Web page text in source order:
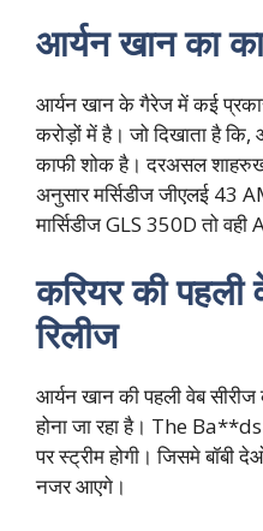
आर्यन खान का
आर्यन खान के गैरेज में कई
करोड़ों में है। जो दिखाता है कि,
काफी शोक है। दरअसल
अनुसार मर्सिडीज जीएलई 43
मार्सिडीज GLS 350D तो
करियर की पहली
रिलीज
आर्यन खान की पहली वेब
होना जा रहा है। The
पर स्ट्रीम होगी। जिसमे
नजर आएगे।